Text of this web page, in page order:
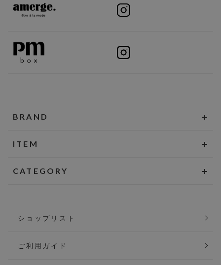
BRAND
ITEM
CATEGORY
ショップリスト
ご利用ガイド